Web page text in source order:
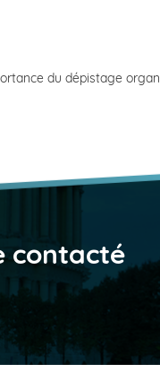
du dépistage
contacté